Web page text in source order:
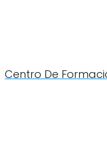
Centro De